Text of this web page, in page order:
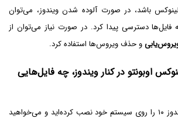
باشد، در صورت آلوده شدن ویندوز، می‌توان
فایل‌ها دسترسی پیدا کرد. در صورت نیاز می‌توان از
و حذف ویروس‌ها استفاده کرد.
اوبونتو در کنار ویندوز، چه فایل‌هایی
اگر قبلاً ویندوزی مثل ویندوز ۱۰ را روی سیستم خود نصب کرده‌اید و می‌خواهید